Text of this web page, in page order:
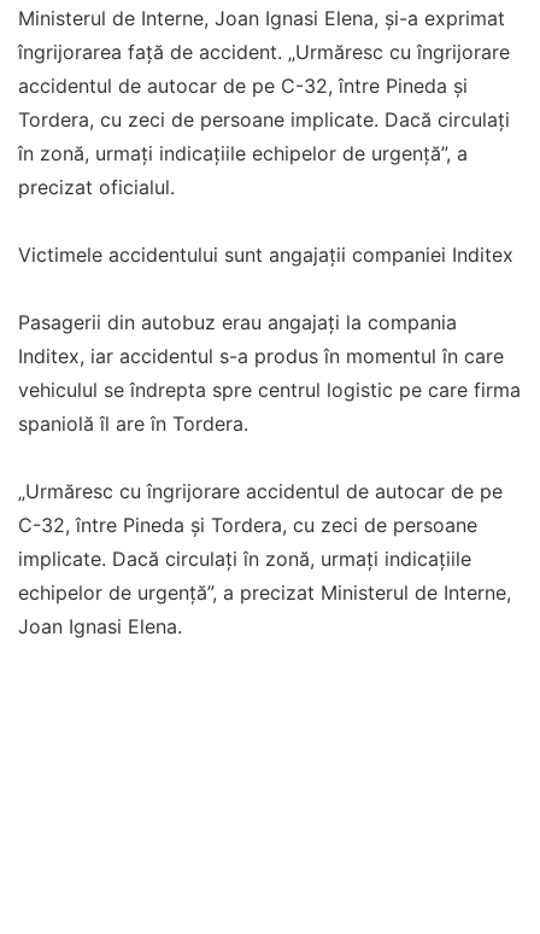
Ministerul de Interne, Joan Ignasi Elena, și-a exprimat
îngrijorarea față de accident. „Urmăresc cu îngrijorare
accidentul de autocar de pe C-32, între Pineda și
Tordera, cu zeci de persoane implicate. Dacă circulați
în zonă, urmați indicațiile echipelor de urgență”, a
precizat oficialul.
Victimele accidentului sunt angajații companiei Inditex
Pasagerii din autobuz erau angajați la compania
Inditex, iar accidentul s-a produs în momentul în care
vehiculul se îndrepta spre centrul logistic pe care firma
spaniolă îl are în Tordera.
„Urmăresc cu îngrijorare accidentul de autocar de pe
C-32, între Pineda și Tordera, cu zeci de persoane
implicate. Dacă circulați în zonă, urmați indicațiile
echipelor de urgență”, a precizat Ministerul de Interne,
Joan Ignasi Elena.